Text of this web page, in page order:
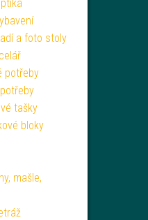
a foto stoly
potřeby
tašky
bloky
mašle,